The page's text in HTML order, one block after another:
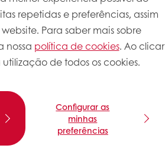
repetidas e preferências, assim
Para saber mais sobre
nossa política de cookies. Ao clicar
de todos os cookies.
Configurar as
minhas
preferências